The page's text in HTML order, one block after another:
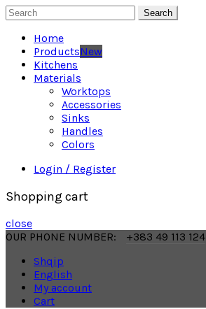
Search
Home
ProductsNew
Kitchens
Materials
Worktops
Accessories
Sinks
Handles
Colors
Login / Register
Shopping cart
close
OUR PHONE NUMBER:
+383 49 113 124
Shqip
English
My account
Cart